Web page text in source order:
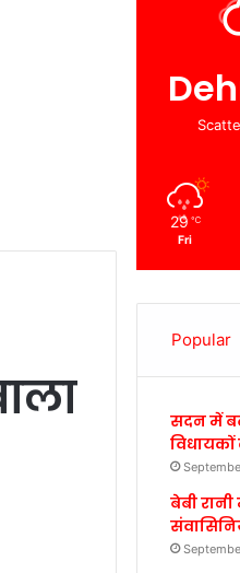
29 ℃
Fri
Popular
सदन में
बेबी